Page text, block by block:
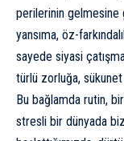
perilerinin gelmesine
yansıma, öz-
sayede siyasi
türlü zorluğa,
Bu bağlamda rutin,
stresli bir dünyada